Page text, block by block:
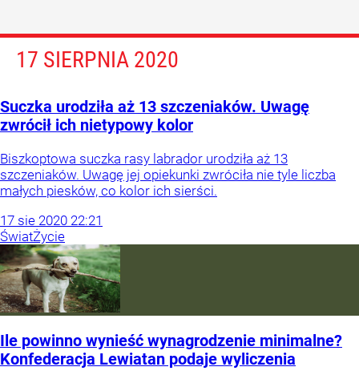
17 SIERPNIA 2020
Suczka urodziła aż 13 szczeniaków. Uwagę
zwrócił ich nietypowy kolor
Biszkoptowa suczka rasy labrador urodziła aż 13
szczeniaków. Uwagę jej opiekunki zwróciła nie tyle liczba
małych piesków, co kolor ich sierści.
17 sie 2020 22:21
ŚwiatŻycie
Ile powinno wynieść wynagrodzenie minimalne?
Konfederacja Lewiatan podaje wyliczenia